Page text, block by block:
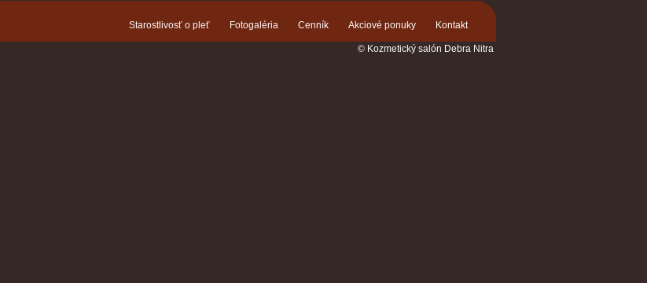
Starostlivosť o pleť Fotogaléria Cenník Akciové ponuky Kontakt
© Kozmetický salón Debra Nitra